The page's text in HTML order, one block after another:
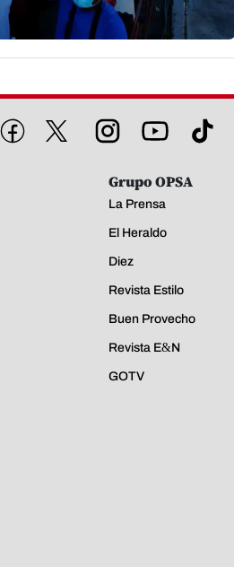
Grupo OPSA
La Prensa
El Heraldo
Diez
Revista Estilo
Buen Provecho
Revista E&N
GOTV